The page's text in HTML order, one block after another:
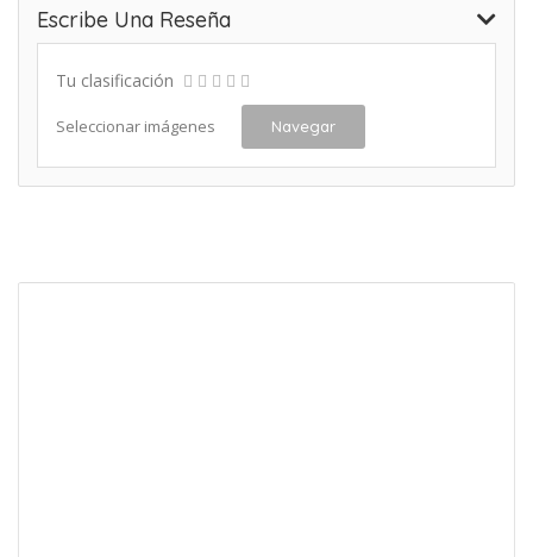
Escribe Una Reseña
Tu clasificación
Seleccionar imágenes Navegar